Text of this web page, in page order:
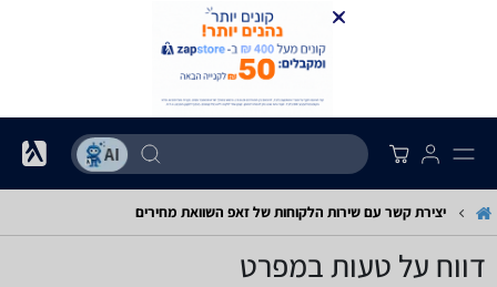
יצירת קשר עם שירות הלקוחות של זאפ השוואת מחירים
דווח על טעות במפרט